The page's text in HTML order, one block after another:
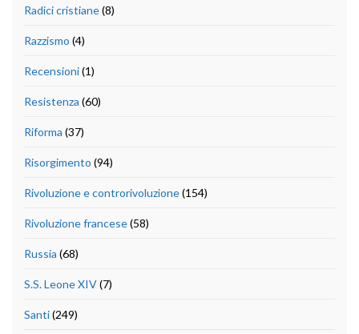
Radici cristiane(8)
Razzismo (4)
Recensioni(1)
Resistenza (60)
Riforma (37)
Risorgimento (94)
Rivoluzione e controrivoluzione(154)
Rivoluzione francese(58)
Russia (68)
S.S. Leone XIV(7)
Santi(249)